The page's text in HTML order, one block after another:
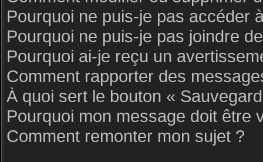
Pourquoi ne puis-je pas accéder
Pourquoi ne puis-je pas joindre
Pourquoi ai-je reçu un
Comment rapporter des
À quoi sert le bouton «
Pourquoi mon message doit être
Comment remonter mon sujet ?